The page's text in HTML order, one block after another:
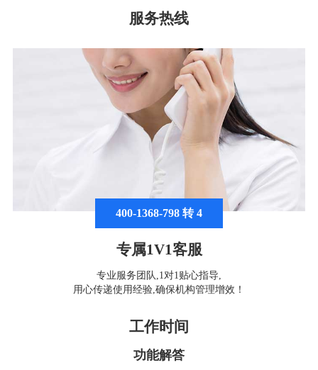
服务热线
400-1368-798 转 4
专属1V1客服
专业服务团队,1对1贴心指导,
用心传递使用经验,确保机构管理增效！
工作时间
功能解答